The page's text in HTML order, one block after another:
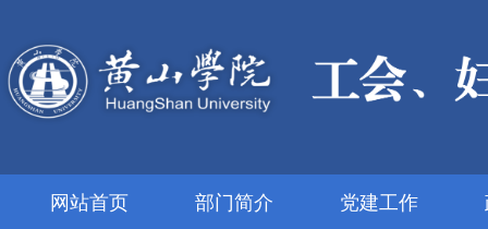
网站首页 部门简介 党建工作